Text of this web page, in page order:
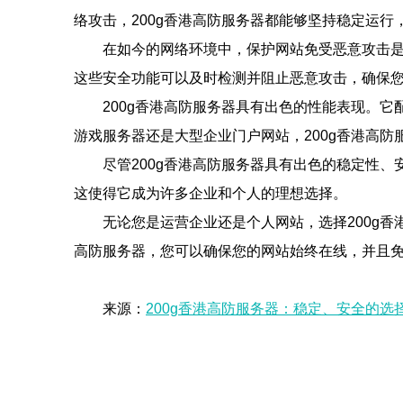
络攻击，200g香港高防服务器都能够坚持稳定运行
在如今的网络环境中，保护网站免受恶意攻击
这些安全功能可以及时检测并阻止恶意攻击，确保
200g香港高防服务器具有出色的性能表现。
游戏服务器还是大型企业门户网站，200g香港高
尽管200g香港高防服务器具有出色的稳定性
这使得它成为许多企业和个人的理想选择。
无论您是运营企业还是个人网站，选择200g
高防服务器，您可以确保您的网站始终在线，并且
来源： 200g香港高防服务器：稳定、安全的选